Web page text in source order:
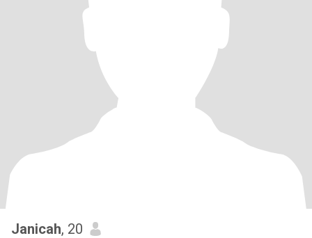
Janicah, 20